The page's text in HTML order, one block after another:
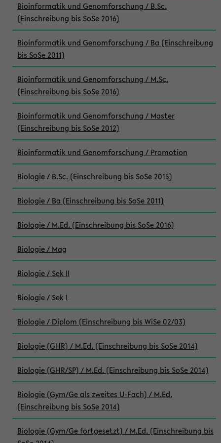
Bioinformatik und Genomforschung / B.Sc.
(Einschreibung bis SoSe 2016)
Bioinformatik und Genomforschung / Ba (Einschreibung
bis SoSe 2011)
Bioinformatik und Genomforschung / M.Sc.
(Einschreibung bis SoSe 2016)
Bioinformatik und Genomforschung / Master
(Einschreibung bis SoSe 2012)
Bioinformatik und Genomforschung / Promotion
Biologie / B.Sc. (Einschreibung bis SoSe 2015)
Biologie / Ba (Einschreibung bis SoSe 2011)
Biologie / M.Ed. (Einschreibung bis SoSe 2016)
Biologie / Mag
Biologie / Sek II
Biologie / Sek I
Biologie / Diplom (Einschreibung bis WiSe 02/03)
Biologie (GHR) / M.Ed. (Einschreibung bis SoSe 2014)
Biologie (GHR/SP) / M.Ed. (Einschreibung bis SoSe 2014)
Biologie (Gym/Ge als zweites U-Fach) / M.Ed.
(Einschreibung bis SoSe 2014)
Biologie (Gym/Ge fortgesetzt) / M.Ed. (Einschreibung bis